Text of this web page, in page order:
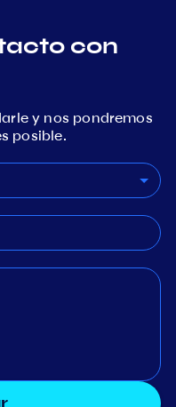
con
y nos pondremos
posible.